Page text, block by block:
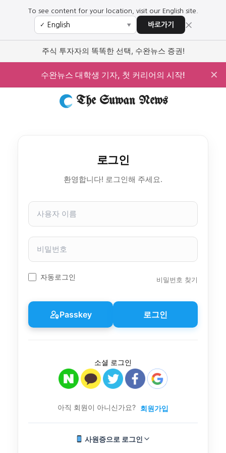
To see content for your location, visit our English site.
✓ ▼ 바로가기 ×
주식 투자자의 똑똑한 선택, 수완뉴스 증권!
수완뉴스 대학생 기자, 첫 커리어의 시작! ✕
The Suwan News
로그인
환영합니다! 로그인해 주세요.
사
자
이
비
번
호
자동로그인 비밀번호 찾기
Passkey 로그인
소셜 로그인
아직 회원이 아니신가요? 회원가입
사원증으로 로그인